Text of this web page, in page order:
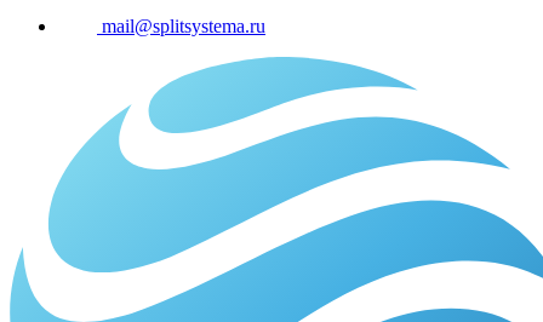
mail@splitsystema.ru